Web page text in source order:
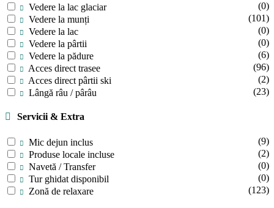
Vedere la lac glaciar
(0)
Vedere la munți
(101)
Vedere la lac
(0)
Vedere la pârtii
(0)
Vedere la pădure
(6)
Acces direct trasee
(96)
Acces direct pârtii ski
(2)
Lângă râu / pârâu
(23)
Servicii & Extra
Mic dejun inclus
(9)
Produse locale incluse
(2)
Navetă / Transfer
(0)
Tur ghidat disponibil
(0)
Zonă de relaxare
(123)